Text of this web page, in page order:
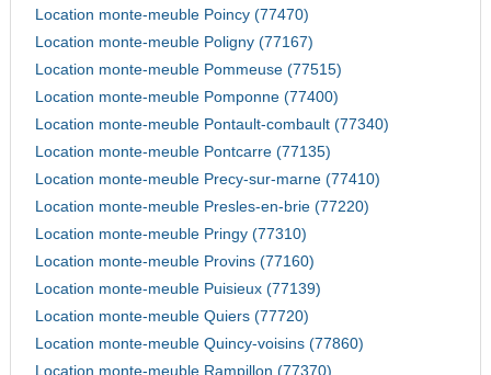
Location monte-meuble Poincy (77470)
Location monte-meuble Poligny (77167)
Location monte-meuble Pommeuse (77515)
Location monte-meuble Pomponne (77400)
Location monte-meuble Pontault-combault (77340)
Location monte-meuble Pontcarre (77135)
Location monte-meuble Precy-sur-marne (77410)
Location monte-meuble Presles-en-brie (77220)
Location monte-meuble Pringy (77310)
Location monte-meuble Provins (77160)
Location monte-meuble Puisieux (77139)
Location monte-meuble Quiers (77720)
Location monte-meuble Quincy-voisins (77860)
Location monte-meuble Rampillon (77370)